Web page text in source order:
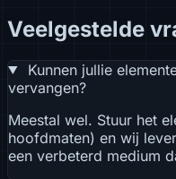
Veelgestelde
Kunnen jullie
vervangen?
Meestal wel. Stuur het
hoofdmaten) en wij
een verbeterd medium